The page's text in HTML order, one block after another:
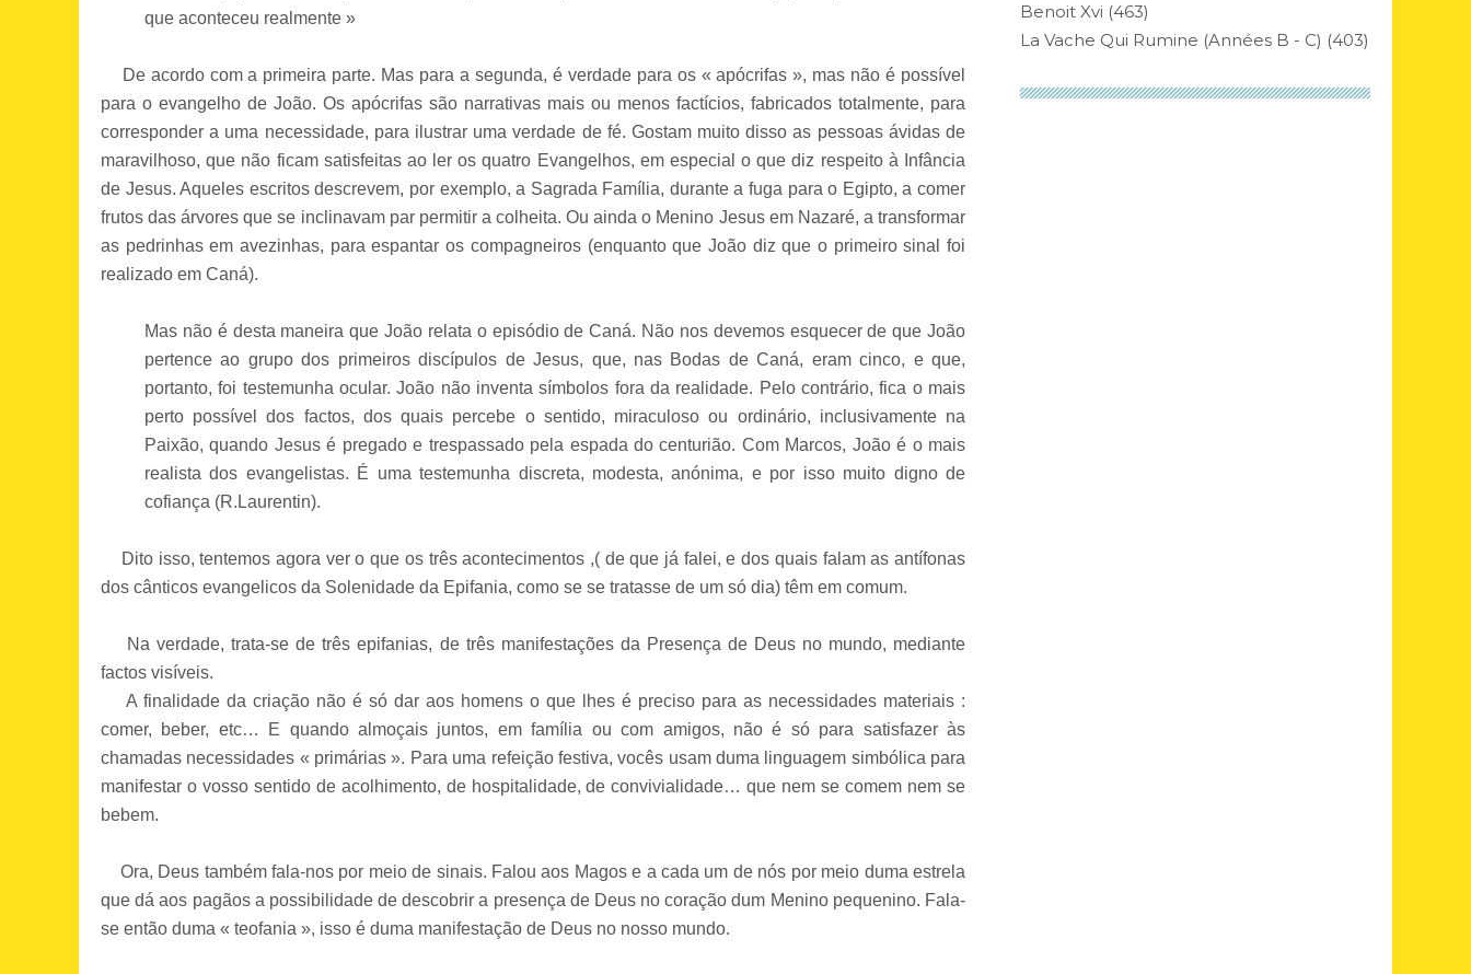
que aconteceu realmente »
De acordo com a primeira parte. Mas para a segunda, é verdade para os « apócrifas », mas não é possível
para o evangelho de João. Os apócrifas são narrativas mais ou menos factícios, fabricados totalmente, para
corresponder a uma necessidade, para ilustrar uma verdade de fé. Gostam muito disso as pessoas ávidas de
maravilhoso, que não ficam satisfeitas ao ler os quatro Evangelhos, em especial o que diz respeito à Infância
de Jesus. Aqueles escritos descrevem, por exemplo, a Sagrada Família, durante a fuga para o Egipto, a comer
frutos das árvores que se inclinavam par permitir a colheita. Ou ainda o Menino Jesus em Nazaré, a transformar
as pedrinhas em avezinhas, para espantar os compagneiros (enquanto que João diz que o primeiro sinal foi
realizado em Caná).
Mas não é desta maneira que João relata o episódio de Caná. Não nos devemos esquecer de que João
pertence ao grupo dos primeiros discípulos de Jesus, que, nas Bodas de Caná, eram cinco, e que,
portanto, foi testemunha ocular. João não inventa símbolos fora da realidade. Pelo contrário, fica o mais
perto possível dos factos, dos quais percebe o sentido, miraculoso ou ordinário, inclusivamente na
Paixão, quando Jesus é pregado e trespassado pela espada do centurião. Com Marcos, João é o mais
realista dos evangelistas. É uma testemunha discreta, modesta, anónima, e por isso muito digno de
cofiança (R.Laurentin).
Dito isso, tentemos agora ver o que os três acontecimentos ,( de que já falei, e dos quais falam as antífonas
dos cânticos evangelicos da Solenidade da Epifania, como se se tratasse de um só dia) têm em comum.
Na verdade, trata-se de três epifanias, de três manifestações da Presença de Deus no mundo, mediante
factos visíveis.
A finalidade da criação não é só dar aos homens o que lhes é preciso para as necessidades materiais :
comer, beber, etc… E quando almoçais juntos, em família ou com amigos, não é só para satisfazer às
chamadas necessidades « primárias ». Para uma refeição festiva, vocês usam duma linguagem simbólica para
manifestar o vosso sentido de acolhimento, de hospitalidade, de convivialidade… que nem se comem nem se
bebem.
Ora, Deus também fala-nos por meio de sinais. Falou aos Magos e a cada um de nós por meio duma estrela
que dá aos pagãos a possibilidade de descobrir a presença de Deus no coração dum Menino pequenino. Fala-
se então duma « teofania », isso é duma manifestação de Deus no nosso mundo.
Benoit Xvi (463)
La Vache Qui Rumine (années B - C) (403)